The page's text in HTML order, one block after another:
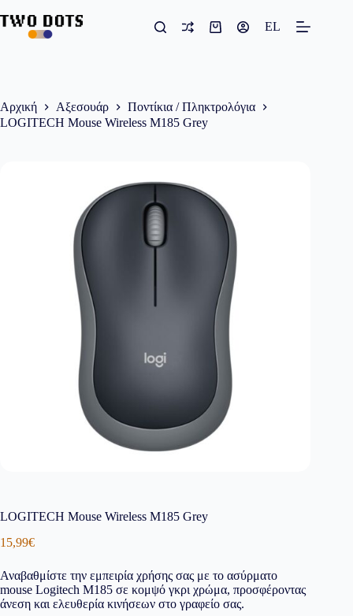
στο
περιεχόμενο
Καλάθι
EL
Αρχική Αξεσουάρ
Ποντίκια / Πληκτρολόγια
LOGITECH Mouse Wireless M185 Grey
LOGITECH Mouse Wireless M185 Grey
15,99€
Αναβαθμίστε την εμπειρία χρήσης σας με το ασύρματο
mouse Logitech M185 σε κομψό γκρι χρώμα, προσφέροντας
άνεση και ελευθερία κινήσεων στο γραφείο σας.